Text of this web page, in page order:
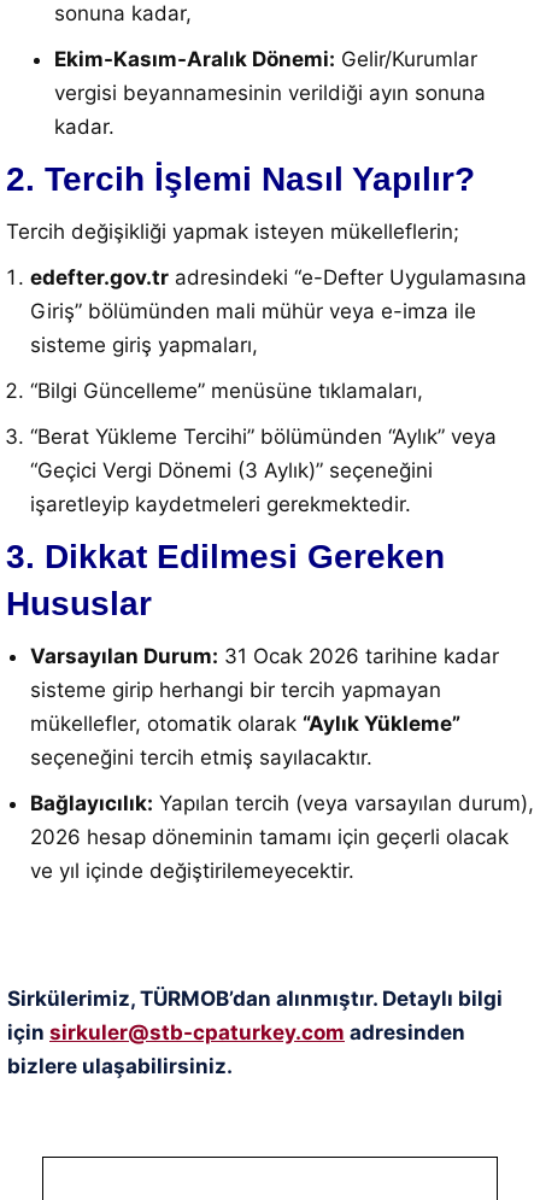
sonuna kadar,
Ekim-Kasım-Aralık Dönemi: Gelir/Kurumlar
vergisi beyannamesinin verildiği ayın sonuna
kadar.
2. Tercih İşlemi Nasıl Yapılır?
Tercih değişikliği yapmak isteyen mükelleflerin;
edefter.gov.tr adresindeki “e-Defter Uygulamasına
Giriş” bölümünden mali mühür veya e-imza ile
sisteme giriş yapmaları,
“Bilgi Güncelleme” menüsüne tıklamaları,
“Berat Yükleme Tercihi” bölümünden “Aylık” veya
“Geçici Vergi Dönemi (3 Aylık)” seçeneğini
işaretleyip kaydetmeleri gerekmektedir.
3. Dikkat Edilmesi Gereken
Hususlar
Varsayılan Durum: 31 Ocak 2026 tarihine kadar
sisteme girip herhangi bir tercih yapmayan
mükellefler, otomatik olarak “Aylık Yükleme”
seçeneğini tercih etmiş sayılacaktır.
Bağlayıcılık: Yapılan tercih (veya varsayılan durum),
2026 hesap döneminin tamamı için geçerli olacak
ve yıl içinde değiştirilemeyecektir.
Sirkülerimiz, TÜRMOB’dan alınmıştır. Detaylı bilgi
için sirkuler@stb-cpaturkey.com adresinden
bizlere ulaşabilirsiniz.